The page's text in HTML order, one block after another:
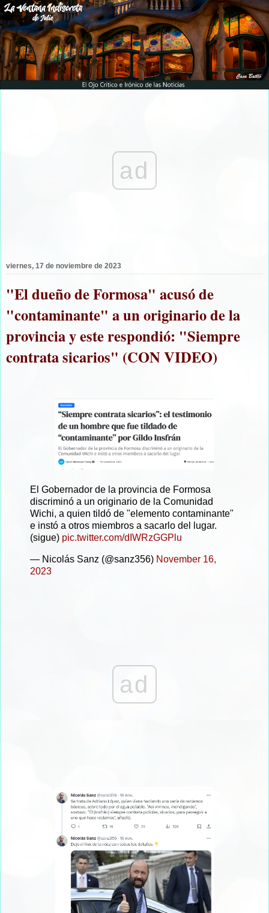
ad
viernes, 17 de noviembre de 2023
"El dueño de Formosa" acusó de
"contaminante" a un originario de la
provincia y este respondió: "Siempre
contrata sicarios" (CON VIDEO)
El Gobernador de la provincia de Formosa
discriminó a un originario de la Comunidad
Wichi, a quien tildó de "elemento contaminante"
e instó a otros miembros a sacarlo del lugar.
(sigue) pic.twitter.com/dIWRzGGPlu
— Nicolás Sanz (@sanz356) November 16,
2023
ad